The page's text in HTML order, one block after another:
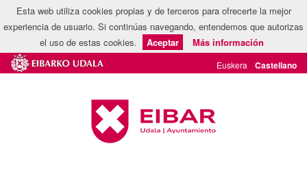
Esta web utiliza cookies propias y de terceros para ofrecerte la mejor
experiencia de usuario. Si continúas navegando, entendemos que autorizas
el uso de estas cookies.
Aceptar Más información